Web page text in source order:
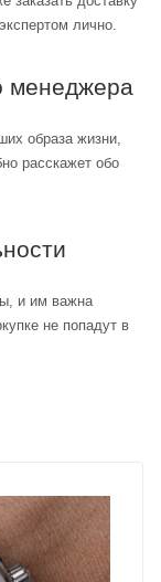
лично.
менеджера
образа жизни,
расскажет обо
и им важна
не попадут в